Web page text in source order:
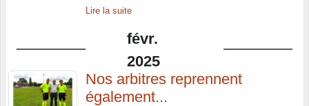
Lire la suite
févr.
2025
Nos arbitres reprennent
également...